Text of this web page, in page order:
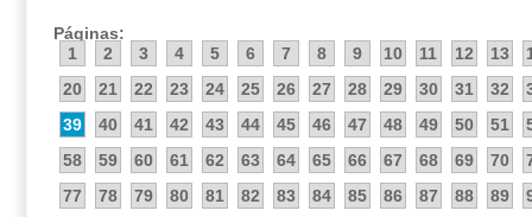
Páginas:
1
2 3 4 5 6 7 8 9 10 11 12 13
20
21 22 23 24 25 26 27 28 29 30 31 32
39
40 41 42 43 44 45 46 47 48 49 50 51
58
59 60 61 62 63 64 65 66 67 68 69 70
77
78 79 80 81 82 83 84 85 86 87 88 89